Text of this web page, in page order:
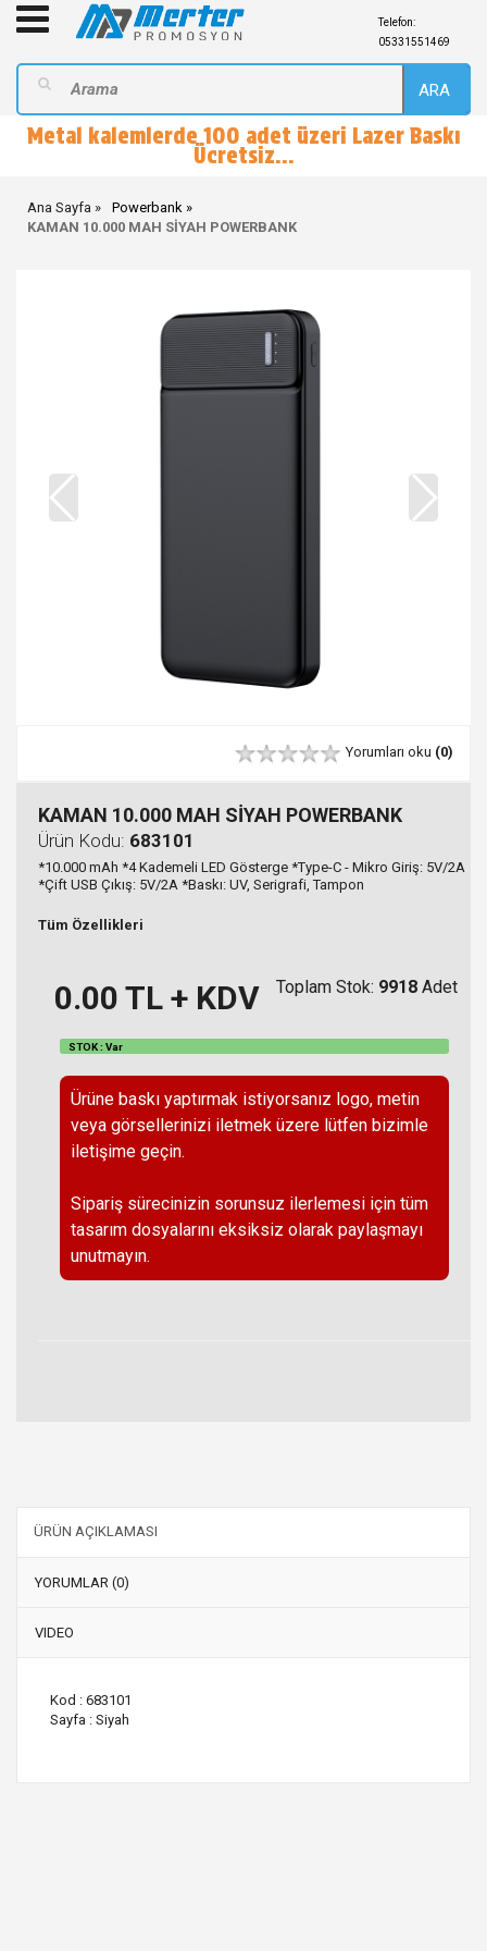
Telefon:
05331551469
ARA
Metal kalemlerde 100 adet üzeri Lazer Baskı
Ücretsiz...
Ana Sayfa
Powerbank
KAMAN 10.000 MAH SİYAH POWERBANK
Yorumları oku (0)
KAMAN 10.000 MAH SİYAH POWERBANK
Ürün Kodu: 683101
*10.000 mAh *4 Kademeli LED Gösterge *Type-C - Mikro Giriş: 5V/2A
*Çift USB Çıkış: 5V/2A *Baskı: UV, Serigrafi, Tampon
Tüm Özellikleri
0.00 TL + KDV Toplam Stok: 9918 Adet
STOK : Var
Ürüne baskı yaptırmak istiyorsanız logo, metin
veya görsellerinizi iletmek üzere lütfen bizimle
iletişime geçin.
Sipariş sürecinizin sorunsuz ilerlemesi için tüm
tasarım dosyalarını eksiksiz olarak paylaşmayı
unutmayın.
ÜRÜN AÇIKLAMASI
YORUMLAR (0)
VIDEO
Kod : 683101
Sayfa : Siyah